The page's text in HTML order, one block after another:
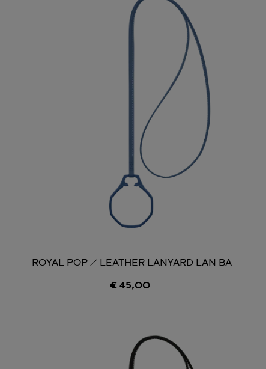
ROYAL POP / LEATHER LANYARD LAN BA
€ 45,00